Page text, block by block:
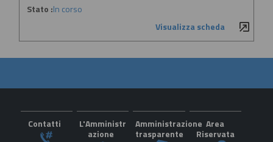
Stato :In corso
Visualizza scheda
Contatti
L'Amministr
azione
Amministrazione
trasparente
Area
Riservata